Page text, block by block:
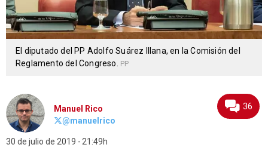
El diputado del PP Adolfo Suárez Illana, en la Comisión del
Reglamento del Congreso.
PP
Manuel Rico
@manuelrico
30 de julio de 2019 21:49h
36